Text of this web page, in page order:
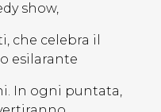
show,
che celebra il
esilarante
In ogni puntata,